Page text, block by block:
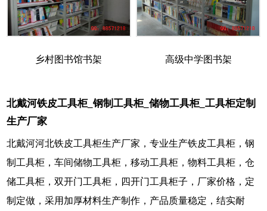
乡村图书馆书架 高级中学图书架
北戴河铁皮工具柜_钢制工具柜_储物工具柜_工具柜定制
生产厂家
北戴河河北铁皮工具柜生产厂家，专业生产铁皮工具柜，钢
制工具柜，车间储物工具柜，移动工具柜，物料工具柜，仓
储工具柜，双开门工具柜，四开门工具柜子，厂家价格，定
制定做，采用加厚材料生产制作，产品质量稳定，结实耐